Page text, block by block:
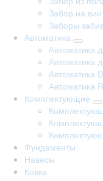
Забор на
Заборы
Автоматика
Автоматика
Автоматика
Автоматика
Автоматика
Комплектующие
Фундаменты
Навесы
Ковка